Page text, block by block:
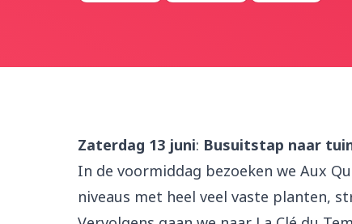
Zaterdag 13 juni: Busuitstap naar
In de voormiddag bezoeken we Aux
niveaus met heel veel vaste planten,